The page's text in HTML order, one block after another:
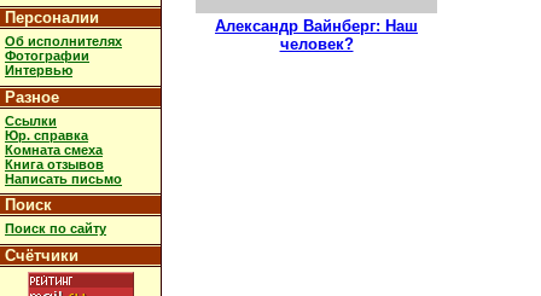
Персоналии
Об исполнителях
Фотографии
Интервью
Разное
Ссылки
Юр. справка
Комната смеха
Книга отзывов
Написать письмо
Поиск
Поиск по сайту
Счётчики
Александр Вайнберг: Наш
человек?